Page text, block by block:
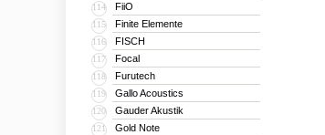
114 FiiO
115 Finite Elemente
116 FISCH
117 Focal
118 Furutech
119 Gallo Acoustics
120 Gauder Akustik
121 Gold Note